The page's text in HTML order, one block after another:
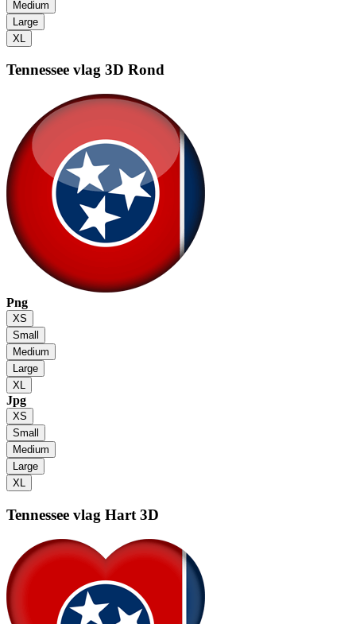
Medium
Large
XL
Tennessee vlag 3D Rond
Png
XS
Small
Medium
Large
XL
Jpg
XS
Small
Medium
Large
XL
Tennessee vlag Hart 3D